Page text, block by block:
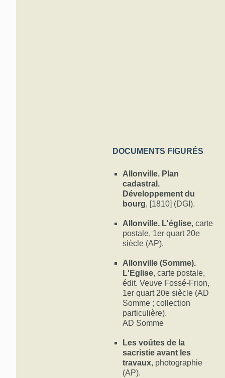
DOCUMENTS FIGURÉS
Allonville. Plan
cadastral.
Développement du
bourg, [1810] (DGI).
Allonville. L'église, carte
postale, 1er quart 20e
siècle (AP).
Allonville (Somme).
L'Eglise, carte postale,
édit. Veuve Fossé-Frion,
1er quart 20e siècle (AD
Somme ; collection
particulière).
AD Somme
Les voûtes de la
sacristie avant les
travaux, photographie
(AP).